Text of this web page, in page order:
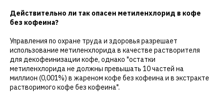
Действительно ли так опасен метиленхлорид в кофе
без кофеина?
Управления по охране труда и здоровья разрешает
использование метиленхлорида в качестве растворителя
для декофеинизации кофе, однако "остатки
метиленхлорида не должны превышать 10 частей на
миллион (0,001%) в жареном кофе без кофеина и в экстракте
растворимого кофе без кофеина".